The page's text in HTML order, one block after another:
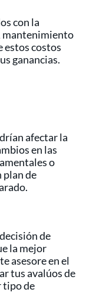
con la
mantenimiento
estos costos
ganancias.
afectar la
en las
o
plan de
de
la mejor
asesore en el
tus avalúos de
tipo de